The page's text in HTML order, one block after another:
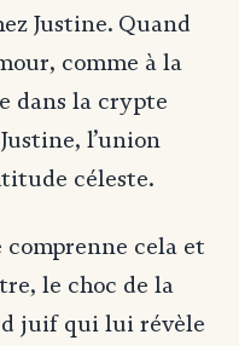
Justine. Quand
comme à la
dans la crypte
l’union
céleste.
cela et
le choc de la
juif qui lui révèle